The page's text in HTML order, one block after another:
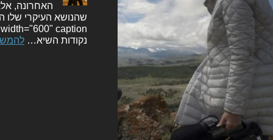
נקודות השיא…